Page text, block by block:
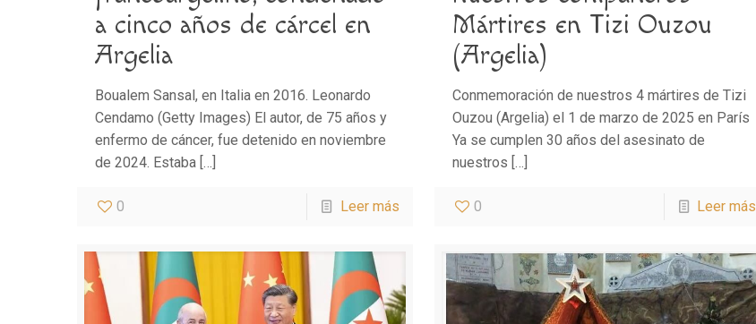
a cinco años de cárcel en
Argelia
Boualem Sansal, en Italia en 2016. Leonardo
Cendamo (Getty Images) El autor, de 75 años y
enfermo de cáncer, fue detenido en noviembre
de 2024. Estaba […]
0 Leer más
Mártires en Tizi Ouzou
(Argelia)
Conmemoración de nuestros 4 mártires de Tizi
Ouzou (Argelia) el 1 de marzo de 2025 en París
Ya se cumplen 30 años del asesinato de
nuestros […]
0 Leer más